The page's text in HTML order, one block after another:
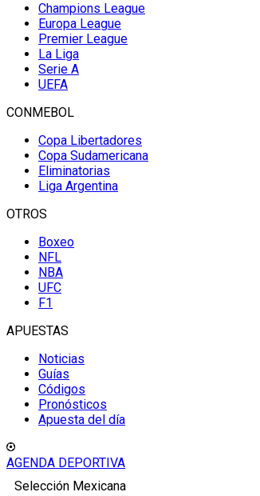
Champions League
Europa League
Premier League
La Liga
Serie A
UEFA
CONMEBOL
Copa Libertadores
Copa Sudamericana
Eliminatorias
Liga Argentina
OTROS
Boxeo
NFL
NBA
UFC
F1
APUESTAS
Noticias
Guías
Códigos
Pronósticos
Apuesta del día
AGENDA DEPORTIVA
Selección Mexicana